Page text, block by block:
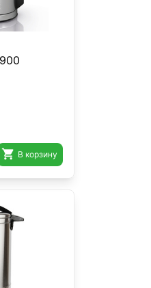
 В корзину